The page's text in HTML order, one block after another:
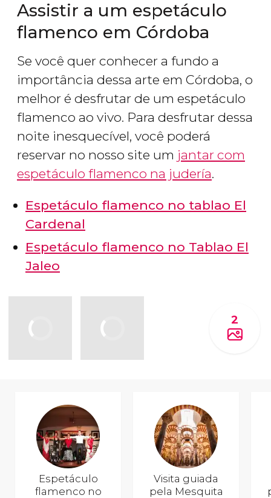
Assistir a um espetáculo
flamenco em Córdoba
Se você quer conhecer a fundo a
importância dessa arte em Córdoba, o
melhor é desfrutar de um espetáculo
flamenco ao vivo. Para desfrutar dessa
noite inesquecível, você poderá
reservar no nosso site um jantar com
espetáculo flamenco na judería.
Espetáculo flamenco no tablao El
Cardenal
Espetáculo flamenco no Tablao El
Jaleo
2
Espetáculo
flamenco no
Visita guiada
pela Mesquita